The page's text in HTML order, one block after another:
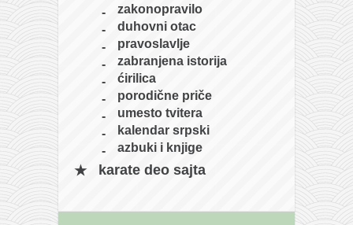
nunchaku
timbei rochin
tsunami dojo
program
zakonopravilo
duhovni otac
pravoslavlje
zabranjena istorija
ćirilica
porodične priče
umesto tvitera
kalendar srpski
azbuki i knjige
karate deo sajta